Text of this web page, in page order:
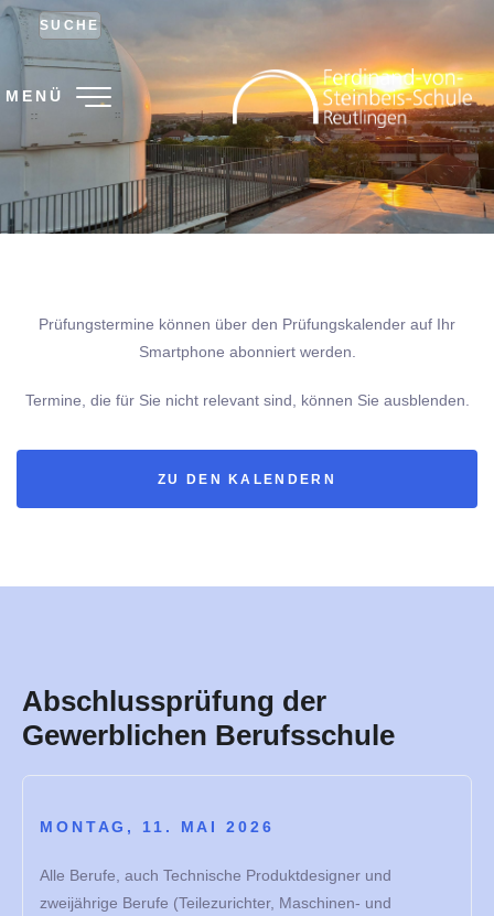
SUCHE
MENÜ
Prüfungstermine können über den Prüfungskalender auf Ihr
Smartphone abonniert werden.
Termine, die für Sie nicht relevant sind, können Sie ausblenden.
ZU DEN KALENDERN
Abschlussprüfung der
Gewerblichen Berufsschule
MONTAG, 11. MAI 2026
Alle Berufe, auch Technische Produktdesigner und
zweijährige Berufe (Teilezurichter, Maschinen- und